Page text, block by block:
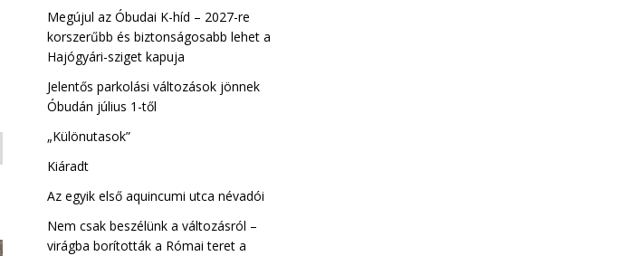
Megújul az Óbudai K-híd – 2027-re
korszerűbb és biztonságosabb lehet a
Hajógyári-sziget kapuja
Jelentős parkolási változások jönnek
Óbudán július 1-től
„Különutasok”
Kiáradt
Az egyik első aquincumi utca névadói
Nem csak beszélünk a változásról –
virágba borították a Római teret a